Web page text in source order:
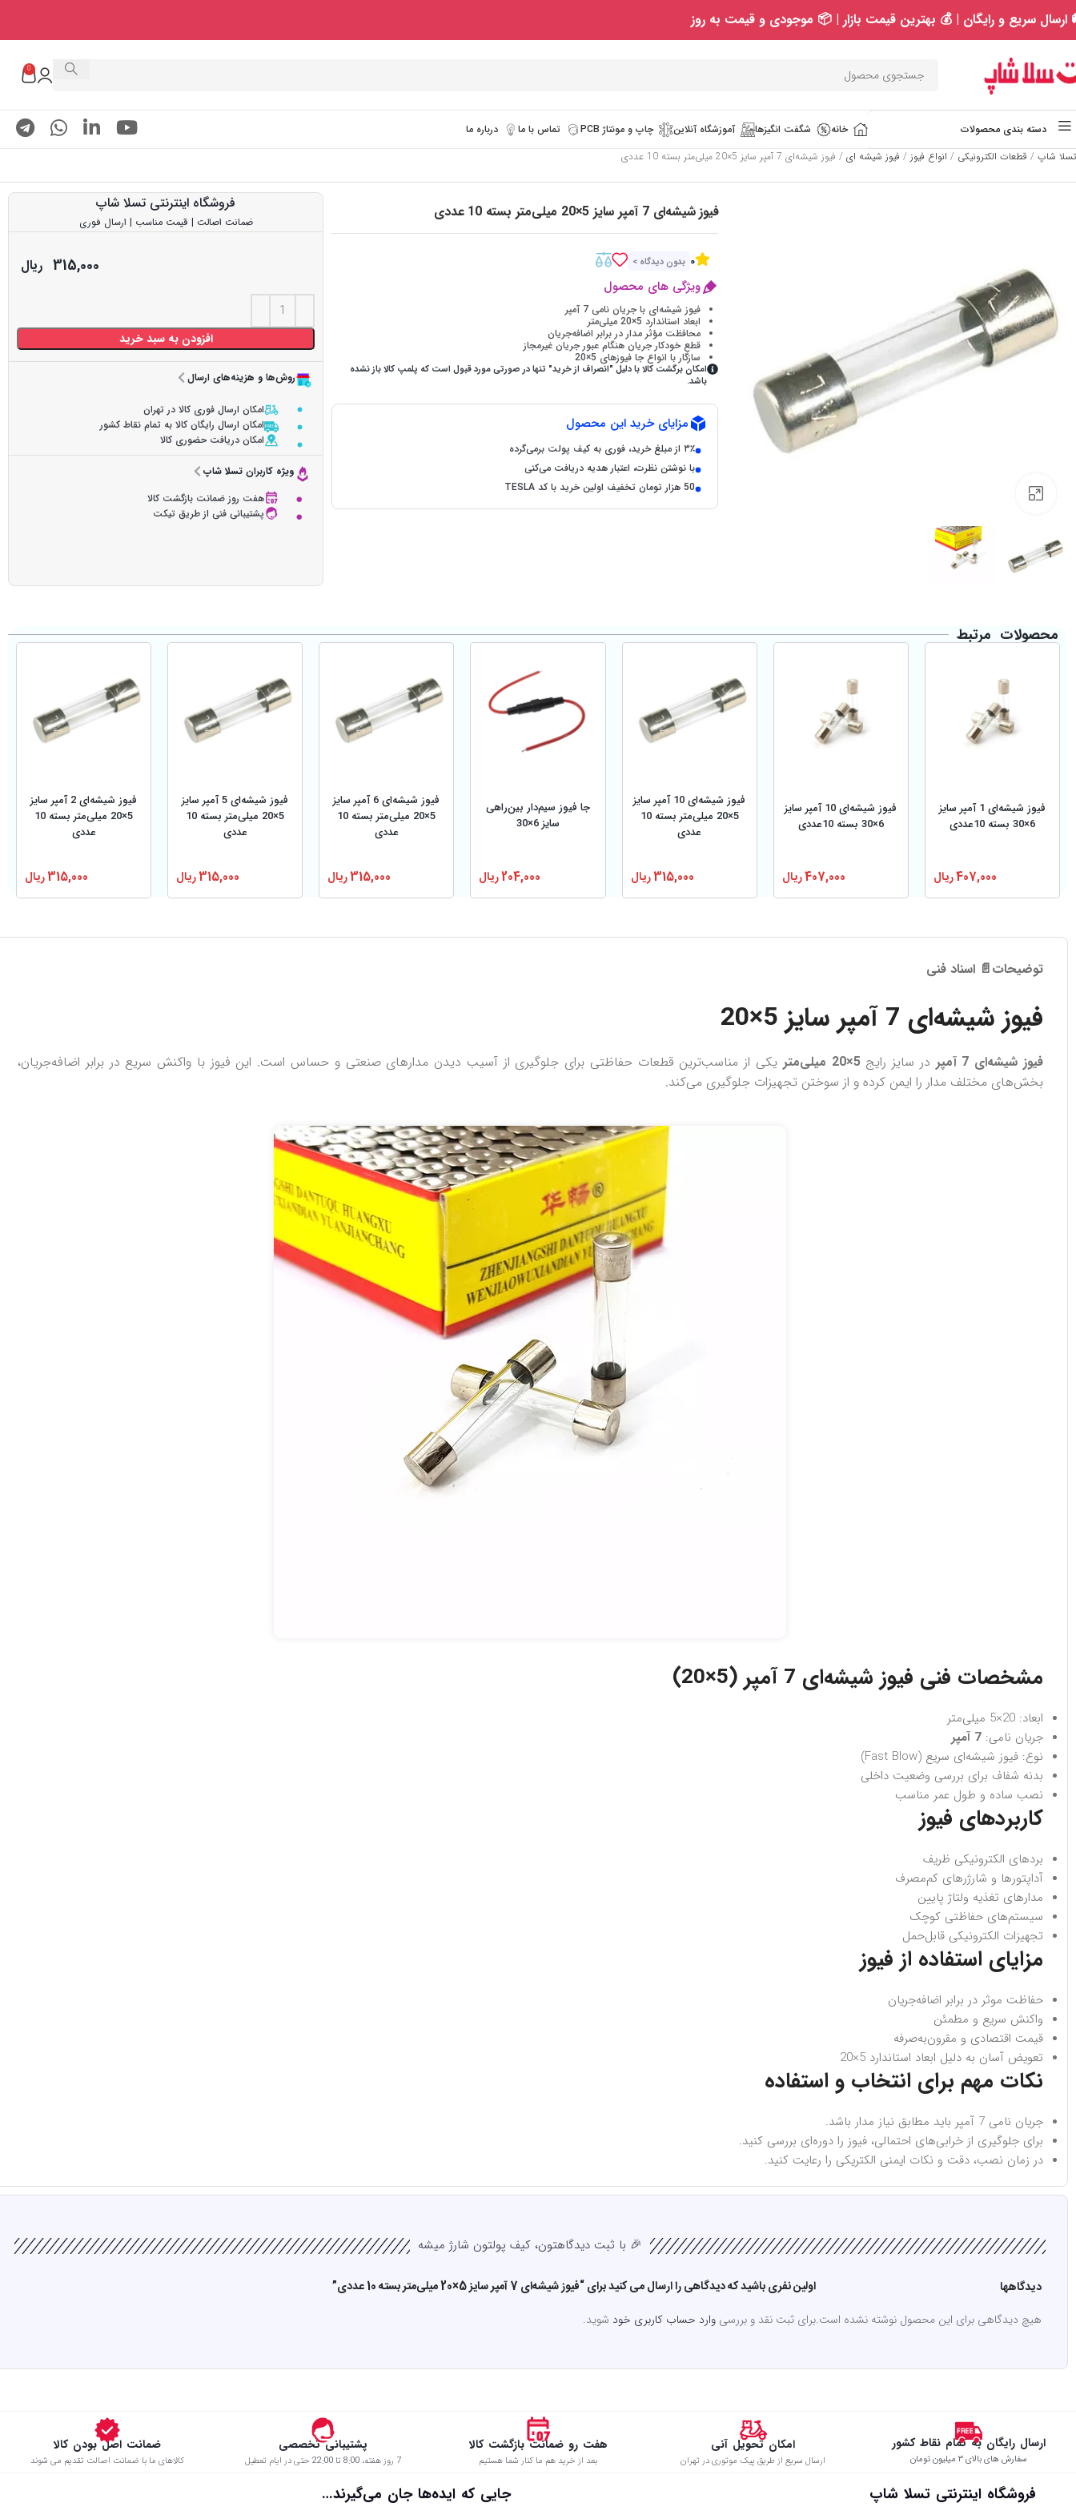
ارسال سریع و رایگان | 💰 بهترین قیمت بازار | 📦 موجودی و قیمت به روز
0
دسته بندی محصولات خانه شگفت انگیزها آموزشگاه آنلاین چاپ و مونتاژ PCB تماس با ما
درباره ما
تسلا شاپ / قطعات الکترونیکی / انواع فیوز / فیوز شیشه ای / فیوز شیشه‌ای 7 آمپر سایز 5×20 میلی‌متر بسته 10 عددی
فیوز شیشه‌ای 7 آمپر سایز 5×20 میلی‌متر بسته 10 عددی
0 بدون دیدگاه >
ویژگی های محصول
فیوز شیشه‌ای با جریان نامی 7 آمپر
ابعاد استاندارد 5×20 میلی‌متر
محافظت مؤثر مدار در برابر اضافه‌جریان
قطع خودکار جریان هنگام عبور جریان غیرمجاز
سازگار با انواع جا فیوزهای 5×20
امکان برگشت کالا با دلیل "انصراف از خرید" تنها در صورتی مورد قبول است که پلمپ کالا باز نشده
باشد.
مزایای خرید این محصول
۳٪ از مبلغ خرید، فوری به کیف پولت برمی‌گرده
با نوشتن نظرت، اعتبار هدیه دریافت می‌کنی
50 هزار تومان تخفیف اولین خرید با کد TESLA
فروشگاه اینترنتی تسلا شاپ
ضمانت اصالت | قیمت مناسب | ارسال فوری
315,000 ریال
افزودن به سبد خرید
روش‌ها و هزینه‌های ارسال
امکان ارسال فوری کالا در تهران
امکان ارسال رایگان کالا به تمام نقاط کشور
امکان دریافت حضوری کالا
ویژه کاربران تسلا شاپ
هفت روز ضمانت بازگشت کالا
پشتیبانی فنی از طریق تیکت
محصولات مرتبط
فیوز شیشه‌ای 1 آمپر سایز
6×30 بسته 10عددی
407,000ریال
فیوز شیشه‌ای 10 آمپر سایز
6×30 بسته 10عددی
407,000ریال
فیوز شیشه‌ای 10 آمپر سایز
5×20 میلی‌متر بسته 10
عددی
315,000ریال
جا فیوز سیم‌دار بین‌راهی
سایز 6×30
204,000ریال
فیوز شیشه‌ای 6 آمپر سایز
5×20 میلی‌متر بسته 10
عددی
315,000ریال
فیوز شیشه‌ای 5 آمپر سایز
5×20 میلی‌متر بسته 10
عددی
315,000ریال
فیوز شیشه‌ای 2 آمپر سایز
5×20 میلی‌متر بسته 10
عددی
315,000ریال
توضیحات📄 اسناد فنی
فیوز شیشه‌ای 7 آمپر سایز 5×20
فیوز شیشه‌ای 7 آمپر در سایز رایج 5×20 میلی‌متر
یکی از مناسب‌ترین قطعات حفاظتی برای جلوگیری از آسیب دیدن مدارهای صنعتی و حساس است. این فیوز با واکنش سریع در برابر اضافه‌جریان،
بخش‌های مختلف مدار را ایمن کرده و از سوختن تجهیزات جلوگیری می‌کند.
مشخصات فنی فیوز شیشه‌ای 7 آمپر (5×20)
ابعاد: 20×5 میلی‌متر
جریان نامی: 7 آمپر
نوع: فیوز شیشه‌ای سریع (Fast Blow)
بدنه شفاف برای بررسی وضعیت داخلی
نصب ساده و طول عمر مناسب
کاربردهای فیوز
بردهای الکترونیکی ظریف
آداپتورها و شارژرهای کم‌مصرف
مدارهای تغذیه ولتاژ پایین
سیستم‌های حفاظتی کوچک
تجهیزات الکترونیکی قابل‌حمل
مزایای استفاده از فیوز
حفاظت موثر در برابر اضافه‌جریان
واکنش سریع و مطمئن
قیمت اقتصادی و مقرون‌به‌صرفه
تعویض آسان به دلیل ابعاد استاندارد 5×20
نکات مهم برای انتخاب و استفاده
جریان نامی 7 آمپر باید مطابق نیاز مدار باشد.
برای جلوگیری از خرابی‌های احتمالی، فیوز را دوره‌ای بررسی کنید.
در زمان نصب، دقت و نکات ایمنی الکتریکی را رعایت کنید.
🎉 با ثبت دیدگاهتون، کیف پولتون شارژ میشه
دیدگاهها
هیچ دیدگاهی برای این محصول نوشته نشده است.
اولین نفری باشید که دیدگاهی را ارسال می کنید برای “فیوز شیشه‌ای 7 آمپر سایز 5×20 میلی‌متر بسته 10 عددی”
برای ثبت نقد و بررسی وارد حساب کاربری خود شوید.
ارسال رایگان به تمام نقاط کشور
سفارش های بالای ۳ میلیون تومان
امکان تحویل آنی
ارسال سریع از طریق پیک موتوری در تهران
هفت رو ضمانت بازگشت کالا
بعد از خرید هم ما کنار شما هستیم
پشتیبانی تخصصی
7 روز هفته، 8:00 تا 22:00 حتی در ایام تعطیل
ضمانت اصل بودن کالا
کالاهای ما با ضمانت اصالت تقدیم می شوند
فروشگاه اینترنتی تسلا شاپ جایی که ایده‌ها جان می‌گیرند…